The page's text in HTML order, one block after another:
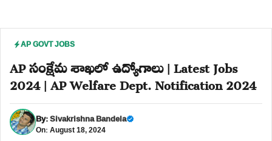
AP GOVT JOBS
AP సంక్షేమ శాఖలో ఉద్యోగాలు | Latest Jobs
2024 | AP Welfare Dept. Notification 2024
By:Sivakrishna Bandela
On: August 18, 2024